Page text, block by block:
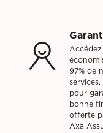
97% de
pour
bonne
offerte
Axa